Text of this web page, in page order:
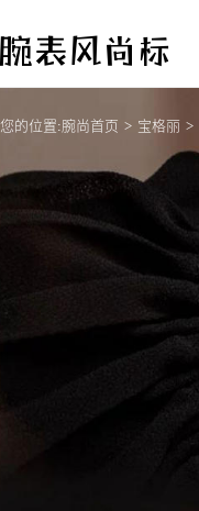
表风尚标
您的位置: 腕尚首页 宝格丽